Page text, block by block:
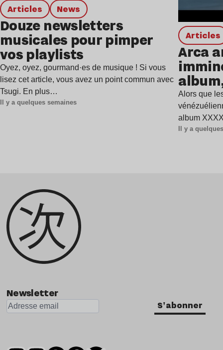
Articles news
Douze newsletters
musicales pour pimper
vos playlists
Oyez, oyez, gourmand·es de musique ! Si vous
lisez cet article, vous avez un point commun avec
Tsugi. En plus…
Il y a quelques semaines
Articles
Arca
Alors que
album
Il y a
Newsletter
S'abonner